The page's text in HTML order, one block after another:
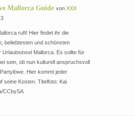
Mallorca Guide von XXX
ruft! Hier findet ihr die
beliebtesten und schönsten
Urlaubsinsel Mallorca. Es sollte für
sein, ob nun kulturell anspruchsvoll
Hier kommt jeder
seine Kosten. Titelfoto: Kai
CCbySA